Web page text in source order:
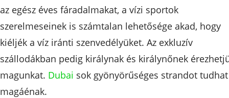
az egész éves fáradalmakat, a vízi sportok
szerelmeseinek is számtalan lehetősége akad, hogy
kiéljék a víz iránti szenvedélyüket. Az exkluzív
szállodákban pedig királynak és királynőnek
magunkat. Dubai sok gyönyörűséges strandot
magáénak.